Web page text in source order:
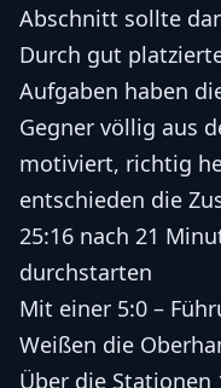
Abschnitt sollte
Durch gut
Aufgaben haben
Gegner völlig aus
motiviert, richtig
entschieden die
25:16 nach 21
durchstarten
Mit einer 5:0 –
Weißen die
Über die Stationen